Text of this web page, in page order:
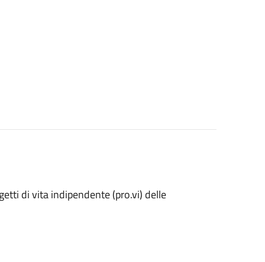
di vita indipendente (pro.vi) delle